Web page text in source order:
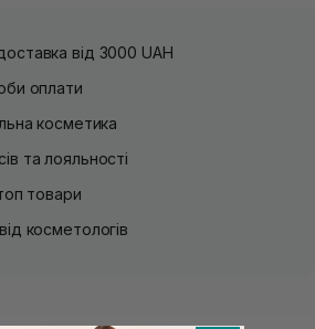
від 3000 UAH
оплати
косметика
та лояльності
товари
косметологів